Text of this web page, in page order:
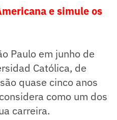
e simule os
Paulo em junho de
Católica, de
quase cinco anos
como um dos
carreira.